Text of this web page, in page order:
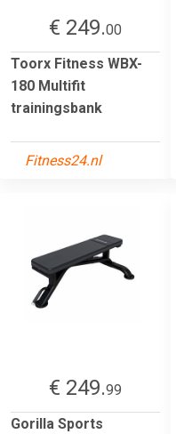
€ 249.00
Toorx Fitness WBX-
180 Multifit
trainingsbank
Fitness24.nl
€ 249.99
Gorilla Sports